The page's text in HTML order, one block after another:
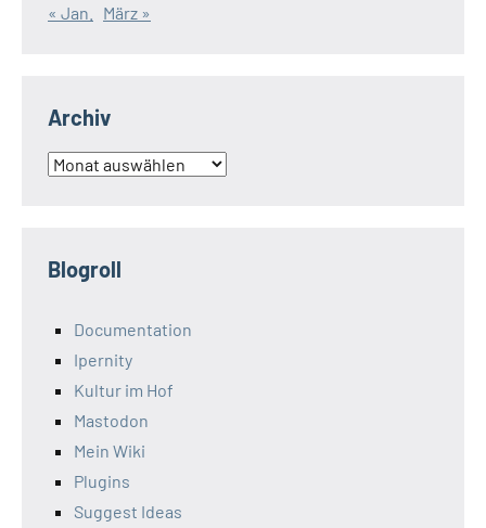
« Jan. März »
Archiv
Archiv
Blogroll
Documentation
Ipernity
Kultur im Hof
Mastodon
Mein Wiki
Plugins
Suggest Ideas